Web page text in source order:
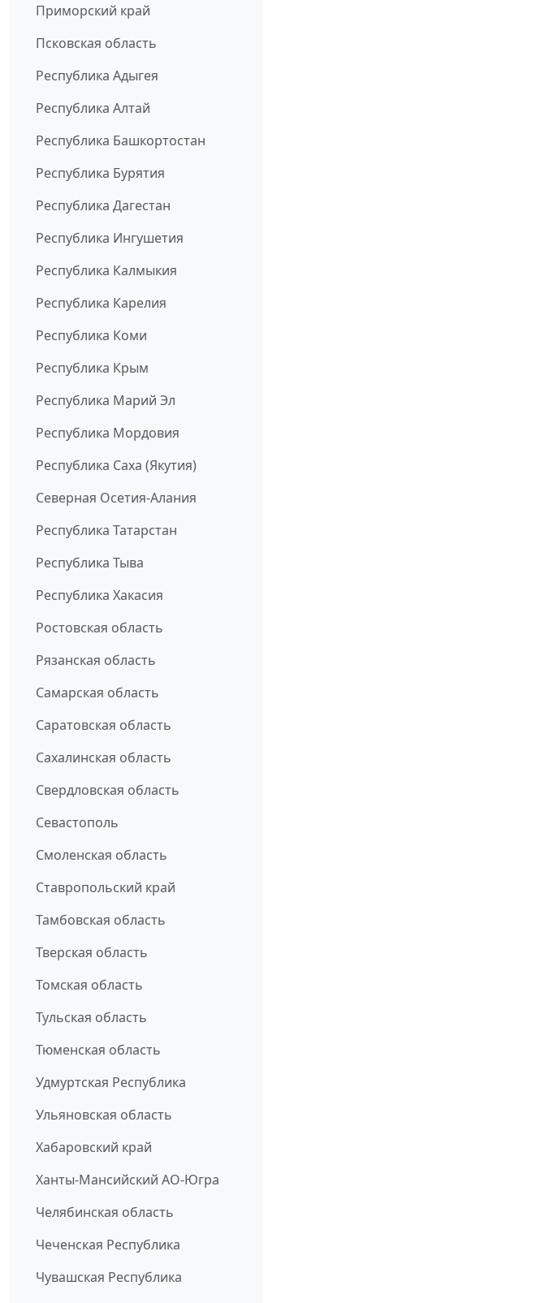
Приморский край
Псковская область
Республика Адыгея
Республика Алтай
Республика Башкортостан
Республика Бурятия
Республика Дагестан
Республика Ингушетия
Республика Калмыкия
Республика Карелия
Республика Коми
Республика Крым
Республика Марий Эл
Республика Мордовия
Республика Саха (Якутия)
Северная Осетия-Алания
Республика Татарстан
Республика Тыва
Республика Хакасия
Ростовская область
Рязанская область
Самарская область
Саратовская область
Сахалинская область
Свердловская область
Севастополь
Смоленская область
Ставропольский край
Тамбовская область
Тверская область
Томская область
Тульская область
Тюменская область
Удмуртская Республика
Ульяновская область
Хабаровский край
Ханты-Мансийский АО-Югра
Челябинская область
Чеченская Республика
Чувашская Республика